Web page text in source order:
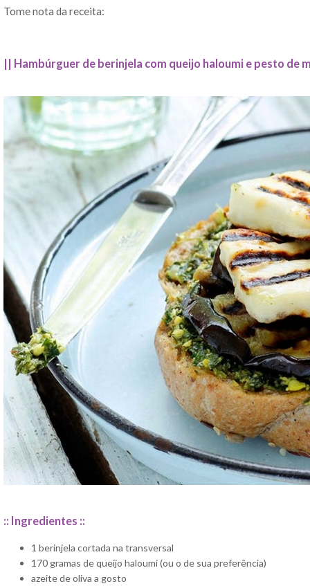
Tome nota da receita:
|| Hambúrguer de berinjela com queijo haloumi e pesto de
:: Ingredientes ::
1 berinjela cortada na transversal
170 gramas de queijo haloumi (ou o de sua preferência)
azeite de oliva a gosto